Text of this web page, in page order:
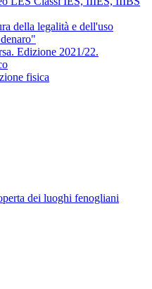
della legalità e dell'uso
Edizione 2021/22.
fisica
dei luoghi fenogliani